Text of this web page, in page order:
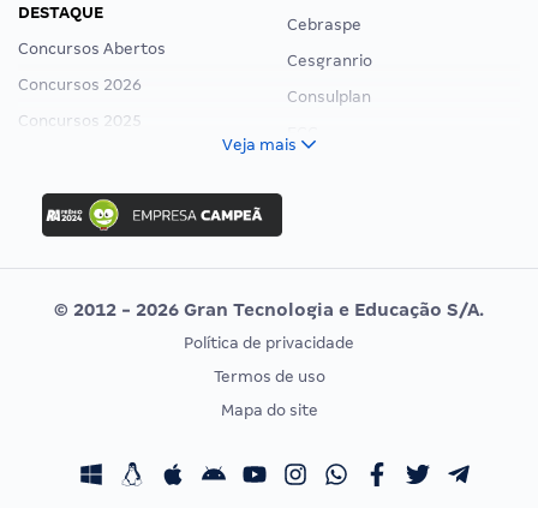
DESTAQUE
Concursos Abertos
Concursos 2026
Concursos 2025
Concurso Ibama
Concurso MPU
Editais publicados
Cebraspe
Cesgranrio
Consulplan
Vunesp
CONCURSOS POR PROFISSÃO
Concursos Fiscais
EXAME DE ORDEM
Calendário OAB
Veja mais
© 2012 - 2026 Gran Tecnologia e Educação S/A.
Política de privacidade
Termos de uso
Mapa do site